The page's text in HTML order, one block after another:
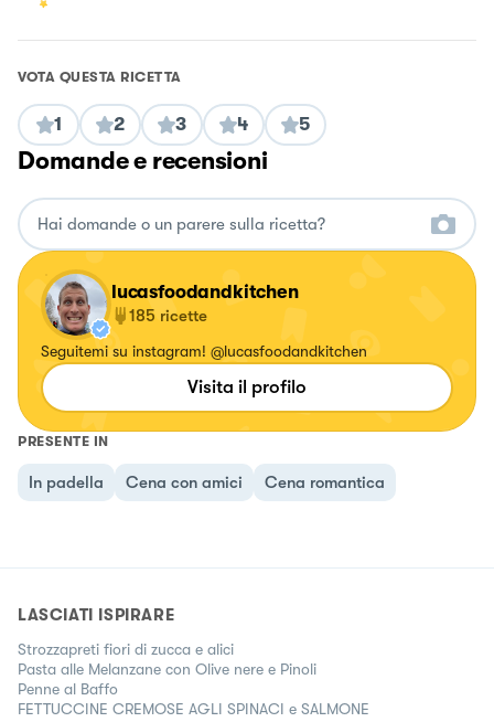
VOTA QUESTA RICETTA
1 2 3 4 5
Domande e recensioni
lucasfoodandkitchen
185 ricette
Seguitemi su instagram! @lucasfoodandkitchen
Visita il profilo
PRESENTE IN
In padella Cena con amici Cena romantica
LASCIATI ISPIRARE
Strozzapreti fiori di zucca e alici
Pasta alle Melanzane con Olive nere e Pinoli
Penne al Baffo
FETTUCCINE CREMOSE AGLI SPINACI e SALMONE